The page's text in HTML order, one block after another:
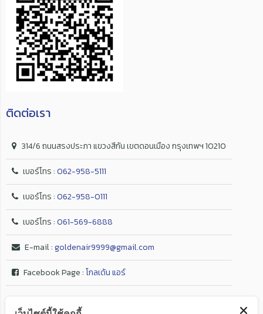
ติดต่อเรา
314/6 ถนนสรงประภา แขวงสีกัน เขตดอนเมือง กรุงเทพฯ 10210
เบอร์โทร :062-958-5111
เบอร์โทร :062-958-0111
เบอร์โทร :061-569-6888
E-mail :goldenair9999@gmail.com
Facebook Page :โกลเด้น แอร์